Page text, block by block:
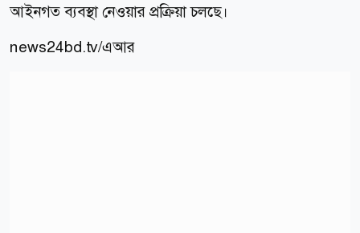
আইনগত ব্যবস্থা নেওয়ার প্রক্রিয়া চলছে।
news24bd.tv/এআর